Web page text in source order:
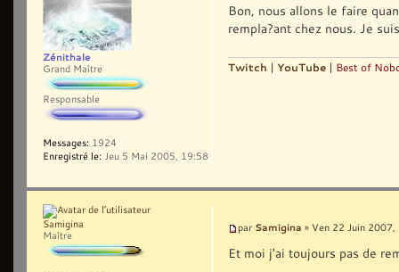
Bon, nous allons le faire
rempla?ant chez nous. Je
Twitch | YouTube | Best of
Zénithale
Grand Maître
Responsable
Messages: 1924
Enregistré le: Jeu 5 Mai 2005, 19:58
par Samigina » Ven 22 Juin
Et moi j'ai toujours pas de
Samigina
Maître